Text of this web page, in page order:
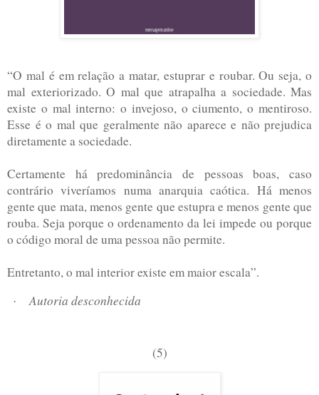
“O mal é em relação a matar, estuprar e roubar. Ou seja, o
mal exteriorizado. O mal que atrapalha a sociedade. Mas
existe o mal interno: o invejoso, o ciumento, o mentiroso.
Esse é o mal que geralmente não aparece e não prejudica
diretamente a sociedade.
Certamente há predominância de pessoas boas, caso
contrário viveríamos numa anarquia caótica. Há menos
gente que mata, menos gente que estupra e menos gente que
rouba. Seja porque o ordenamento da lei impede ou porque
o código moral de uma pessoa não permite.
Entretanto, o mal interior existe em maior escala”.
Autoria desconhecida
(5)